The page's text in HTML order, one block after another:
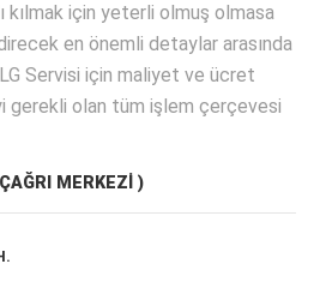
kılmak için yeterli olmuş olmasa
en önemli detaylar arasında
Servisi için maliyet ve ücret
gerekli olan tüm işlem çerçevesi
MERKEZİ )